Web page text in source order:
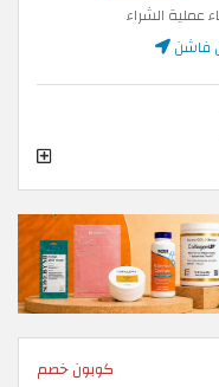
عملية الشراء
فاشن
كوبون خصم